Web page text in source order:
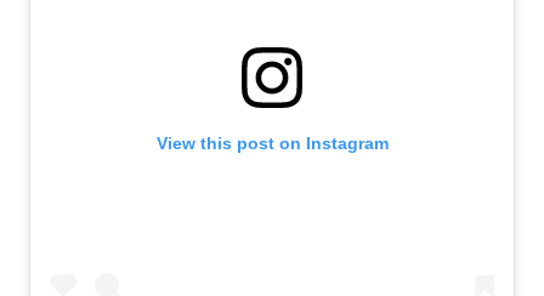
View this post on Instagram